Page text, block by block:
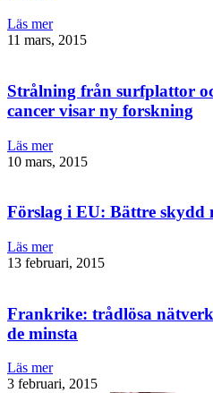
Läs mer
11 mars, 2015
Strålning från surfplattor
cancer visar ny forskning
Läs mer
10 mars, 2015
Förslag i EU: Bättre skydd
Läs mer
13 februari, 2015
Frankrike: trådlösa
de minsta
Läs mer
3 februari, 2015